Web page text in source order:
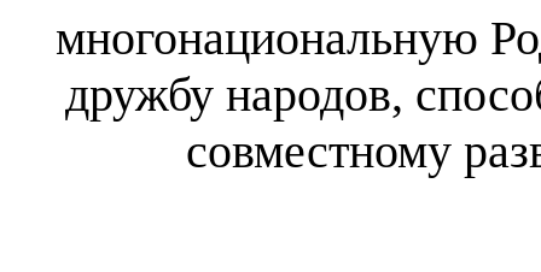
многонациональную
дружбу народов,
совместному